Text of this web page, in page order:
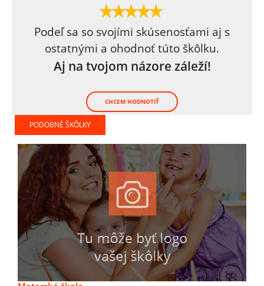
Podeľ sa so svojími skúsenosťami aj s
ostatnými a ohodnoť túto škôlku.
Aj na tvojom názore záleží!
CHCEM HODNOTIŤ
PODOBNÉ ŠKÔLKY